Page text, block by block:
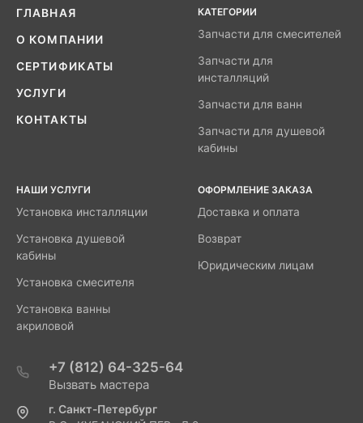
ГЛАВНАЯ
О КОМПАНИИ
СЕРТИФИКАТЫ
УСЛУГИ
КОНТАКТЫ
КАТЕГОРИИ
Запчасти для смесителей
Запчасти для
инсталляций
Запчасти для ванн
Запчасти для душевой
кабины
НАШИ УСЛУГИ
Установка инсталляции
Установка душевой
кабины
Установка смесителя
Установка ванны
акриловой
ОФОРМЛЕНИЕ ЗАКАЗА
Доставка и оплата
Возврат
Юридическим лицам
+7 (812) 64-325-64
Вызвать мастера
г. Санкт-Петербург